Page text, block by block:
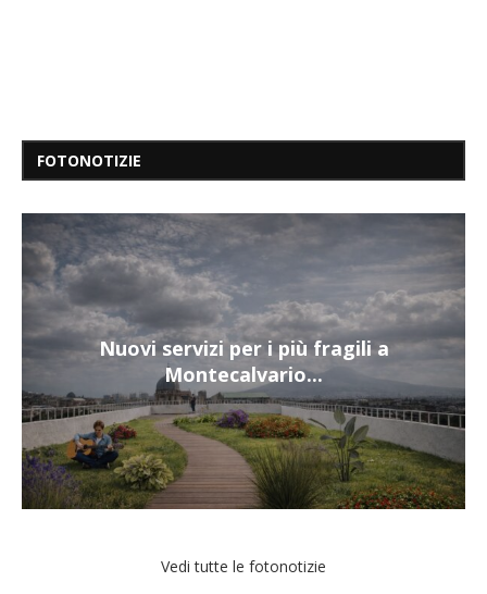
FOTONOTIZIE
Nuovi servizi per i più fragili a
Montecalvario...
Vedi tutte le fotonotizie